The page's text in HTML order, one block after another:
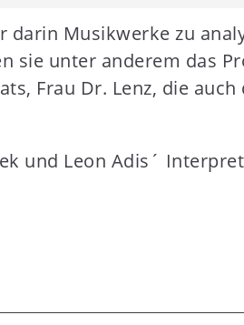
Musikwerke zu
sie unter anderem das
Frau Dr. Lenz, die auch
und Leon Adis´